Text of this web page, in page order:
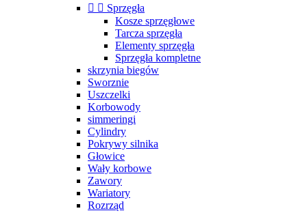
  Sprzęgła
Kosze sprzęgłowe
Tarcza sprzęgła
Elementy sprzęgła
Sprzęgła kompletne
skrzynia biegów
Sworznie
Uszczelki
Korbowody
simmeringi
Cylindry
Pokrywy silnika
Głowice
Wały korbowe
Zawory
Wariatory
Rozrząd